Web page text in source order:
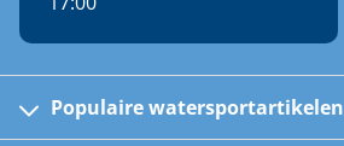
Populaire watersportartikelen